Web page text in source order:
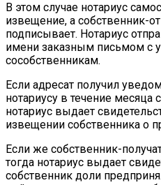
В этом случае нотариус
извещение, а собственник-
подписывает. Нотариус
имени заказным письмом с
сособственникам.
Если адресат получил
нотариусу в течение месяца
нотариус выдает
извещении собственника о
Если же собственник-
тогда нотариус выдает
собственник доли